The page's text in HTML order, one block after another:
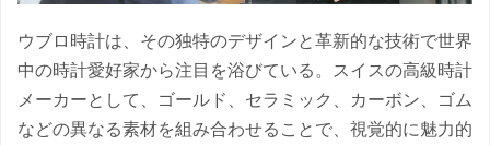
ウブロ時計は、その独特のデザインと革新的な技術で世界
中の時計愛好家から注目を浴びている。スイスの高級時計
メーカーとして、ゴールド、セラミック、カーボン、ゴム
などの異なる素材を組み合わせることで、視覚的に魅力的